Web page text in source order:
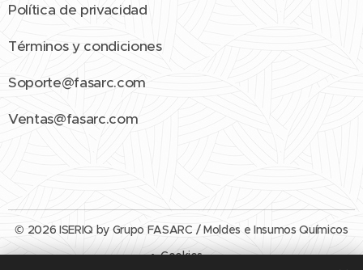
Política de privacidad
Términos y condiciones
Soporte@fasarc.com
Ventas@fasarc.com
© 2026 ISERIQ by Grupo FASARC / Moldes e Insumos Químicos
Cookies